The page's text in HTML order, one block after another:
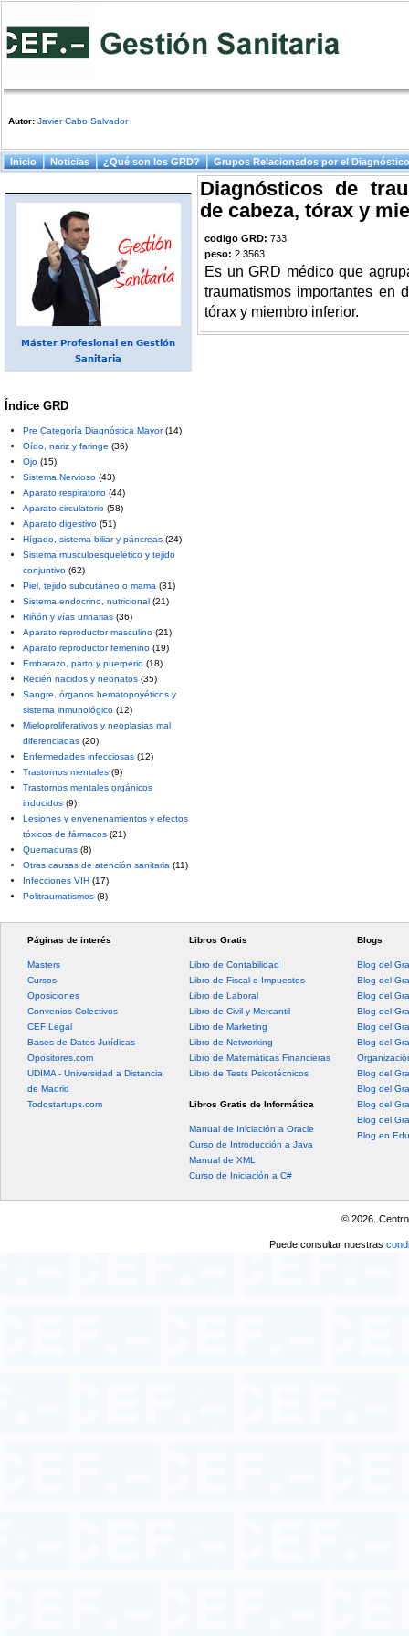
Autor: Javier Cabo Salvador
Diagnósticos de
de cabeza, tórax y
codigo GRD: 733
peso: 2.3563
Es un GRD médico que
traumatismos importantes en
tórax y miembro inferior.
Menú principal
Inicio Noticias ¿Qué son los GRD? Grupos Relacionados por el Diagnóstico
Máster Profesional en Gestión
Sanitaria
Índice GRD
Pre Categoría Diagnóstica Mayor(14)
Oído, nariz y faringe (36)
Ojo (15)
Sistema Nervioso (43)
Aparato respiratorio (44)
Aparato circulatorio (58)
Aparato digestivo (51)
Hígado, sistema biliar y páncreas (24)
Sistema musculoesquelético y tejido
conjuntivo (62)
Piel, tejido subcutáneo o mama (31)
Sistema endocrino, nutricional (21)
Riñón y vías urinarias (36)
Aparato reproductor masculino (21)
Aparato reproductor femenino (19)
Embarazo, parto y puerperio (18)
Recién nacidos y neonatos (35)
Sangre, órganos hematopoyéticos y
sistema inmunológico (12)
Mieloproliferativos y neoplasias mal
diferenciadas (20)
Enfermedades infecciosas (12)
Trastornos mentales (9)
Trastornos mentales orgánicos
inducidos (9)
Lesiones y envenenamientos y efectos
tóxicos de fármacos (21)
Quemaduras (8)
Otras causas de atención sanitaria (11)
Infecciones VIH (17)
Politraumatismos (8)
Páginas de interés
Masters
Cursos
Oposiciones
Convenios Colectivos
CEF Legal
Bases de Datos Jurídicas
Opositores.com
UDIMA - Universidad a Distancia
de Madrid
Todostartups.com
Libros Gratis
Libro de Contabilidad
Libro de Fiscal e Impuestos
Libro de Laboral
Libro de Civil y Mercantil
Libro de Marketing
Libro de Networking
Libro de Matemáticas Financieras
Libro de Tests Psicotécnicos
Libros Gratis de Informática
Manual de Iniciación a Oracle
Curso de Introducción a Java
Manual de XML
Curso de Iniciación a C#
Blogs
Blog del
Blog del
Blog del
Blog del
Blog del
Blog del
Blog del
Blog del
Blog del
Blog del
Blog en
© 2026.
Puede consultar nuestras